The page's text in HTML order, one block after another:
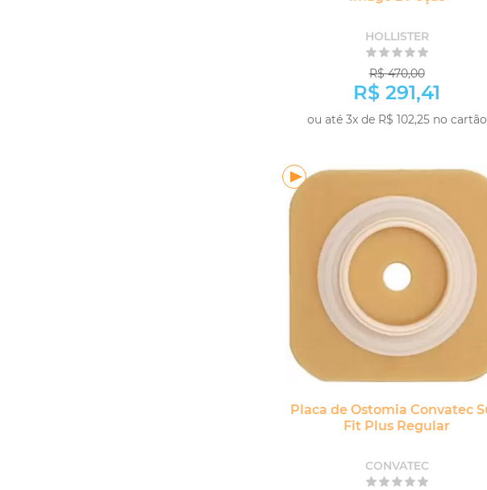
HOLLISTER
R$ 470,00
R$ 291,41
ou até 3x de R$ 102,25 no cartão
Placa de Ostomia Convatec Sur-
Fit Plus Regular
CONVATEC